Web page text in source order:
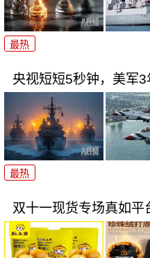
最热
央视短短5秒钟，美军
最热
双十一现货专场真如平